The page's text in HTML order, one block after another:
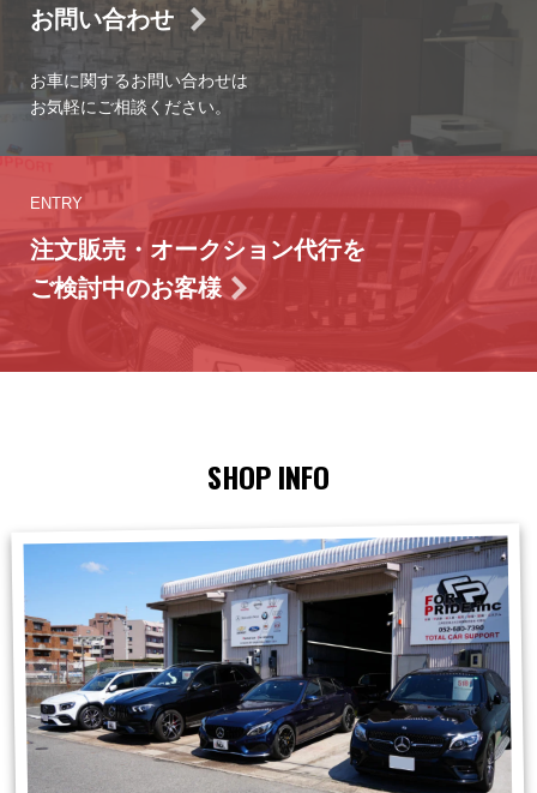
お問い合わせ
お車に関するお問い合わせは
お気軽にご相談ください。
ENTRY
注文販売・オークション代行を
ご検討中のお客様
SHOP INFO